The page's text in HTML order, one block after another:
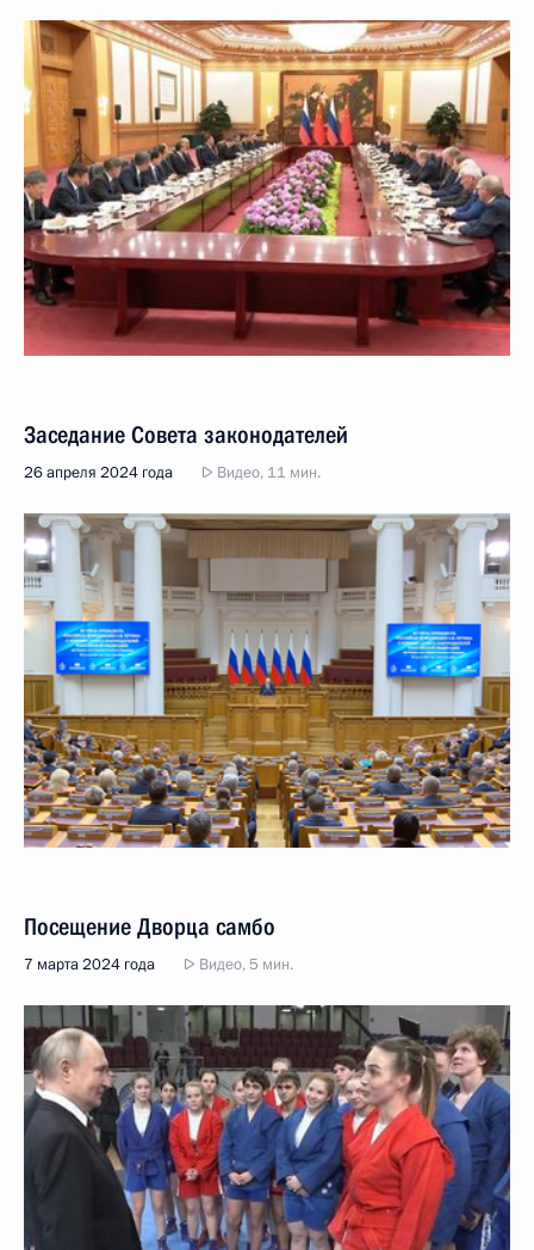
Заседание Совета законодателей
26 апреля 2024 года Видео, 11 мин.
Посещение Дворца самбо
7 марта 2024 года Видео, 5 мин.